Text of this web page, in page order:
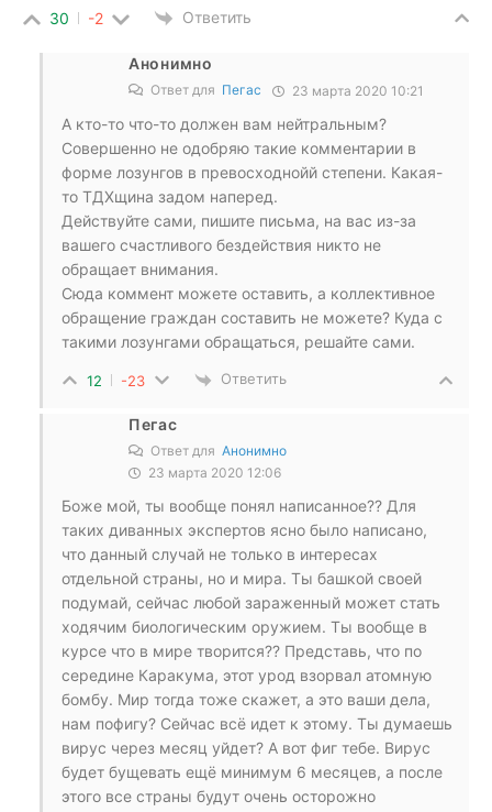
30 -2 Ответить
Анонимно
Ответ для Пегас 23 марта 2020 10:21
А кто-то что-то должен вам нейтральным?
Совершенно не одобряю такие комментарии в
форме лозунгов в превосходнойй степени. Какая-
то ТДХщина задом наперед.
Действуйте сами, пишите письма, на вас из-за
вашего счастливого бездействия никто не
обращает внимания.
Сюда коммент можете оставить, а коллективное
обращение граждан составить не можете? Куда с
такими лозунгами обращаться, решайте сами.
12 -23 Ответить
Пегас
Ответ для Анонимно
23 марта 2020 12:06
Боже мой, ты вообще понял написанное?? Для
таких диванных экспертов ясно было написано,
что данный случай не только в интересах
отдельной страны, но и мира. Ты башкой своей
подумай, сейчас любой зараженный может стать
ходячим биологическим оружием. Ты вообще в
курсе что в мире творится?? Представь, что по
середине Каракума, этот урод взорвал атомную
бомбу. Мир тогда тоже скажет, а это ваши дела,
нам пофигу? Сейчас всё идет к этому. Ты думаешь
вирус через месяц уйдет? А вот фиг тебе. Вирус
будет бущевать ещё минимум 6 месяцев, а после
этого все страны будут очень осторожно